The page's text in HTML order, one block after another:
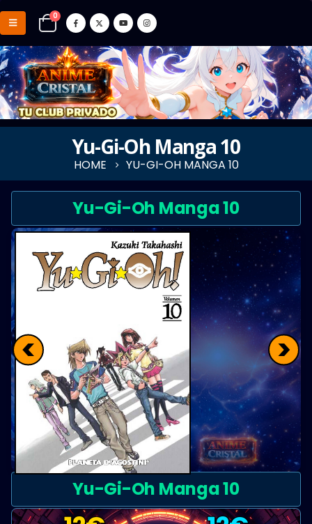
0
Yu-Gi-Oh Manga 10
HOME YU-GI-OH MANGA 10
Yu-Gi-Oh Manga 10
< >
Yu-Gi-Oh Manga 10